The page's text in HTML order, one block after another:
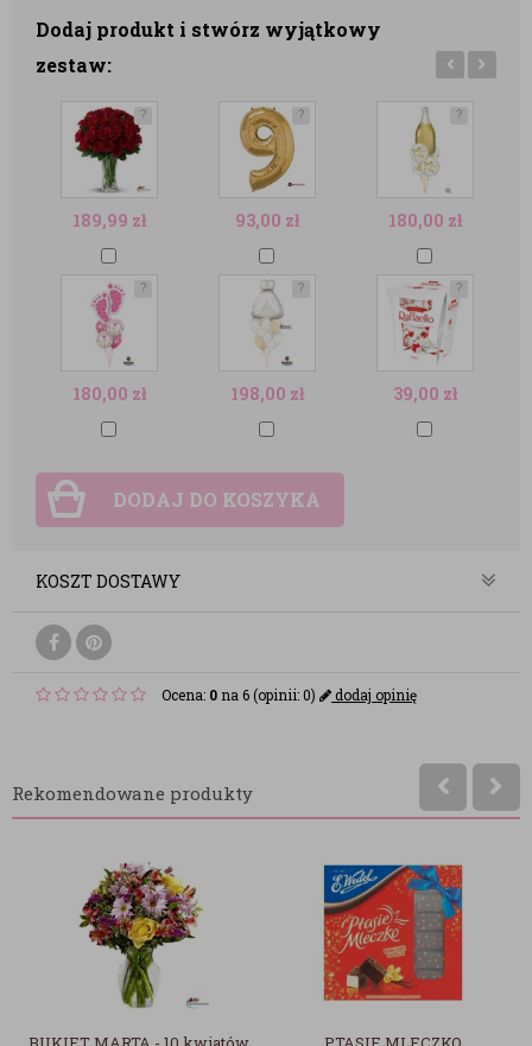
Dodaj produkt i stwórz wyjątkowy
zestaw:
?
189,99 zł
?
180,00 zł
?
93,00 zł
?
198,00 zł
?
180,00 zł
?
39,00 zł
DODAJ DO KOSZYKA
KOSZT DOSTAWY
Ocena: 0 na 6 (opinii: 0) dodaj opinię
Rekomendowane produkty